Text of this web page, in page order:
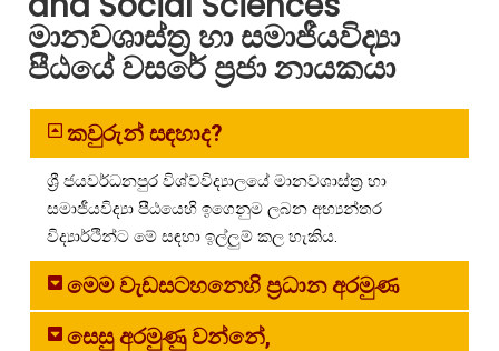
මානවශාස්ත්‍ර හා සමාජීයවිද්‍යා
පීඨයේ වසරේ ප්‍රජා නායකයා
කවුරුන් සඳහාද?
ශ්‍රී ජයවර්ධනපුර විශ්වවිද්‍යාලයේ මානවශාස්ත්‍ර හා
සමාජීයවිද්‍යා පීඨයෙහි ඉගෙනුම ලබන අභ්‍යන්තර
විද්‍යාර්ථින්ට මේ සඳහා ඉල්ලුම් කල හැකිය.
මෙම වැඩසටහනෙහි ප්‍රධාන අරමුණ
සෙසු අරමුණු වන්නේ,